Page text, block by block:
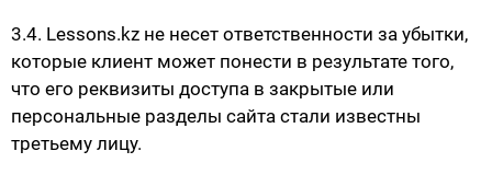
3.4. Lessons.kz не несет ответственности за убытки,
которые клиент может понести в результате того,
что его реквизиты доступа в закрытые или
персональные разделы сайта стали известны
третьему лицу.